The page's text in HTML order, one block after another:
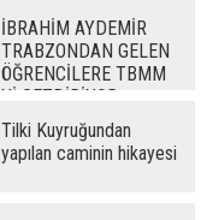
İBRAHİM AYDEMİR
TRABZONDAN GELEN
ÖĞRENCİLERE TBMM
Yİ GEZDİRİYOR
Tilki Kuyruğundan
yapılan caminin hikayesi